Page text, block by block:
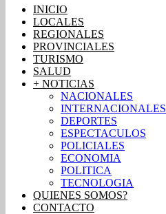
INICIO
LOCALES
REGIONALES
PROVINCIALES
TURISMO
SALUD
+ NOTICIAS
NACIONALES
INTERNACIONALES
DEPORTES
ESPECTACULOS
POLICIALES
ECONOMIA
POLITICA
TECNOLOGIA
QUIENES SOMOS?
CONTACTO